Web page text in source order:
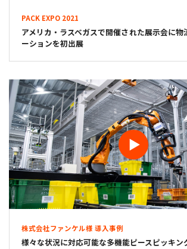
PACK EXPO 2021
アメリカ・ラスベガスで開催された展示会に物
ーションを初出展
株式会社ファンケル様 導入事例
様々な状況に対応可能な多機能ピースピッキン